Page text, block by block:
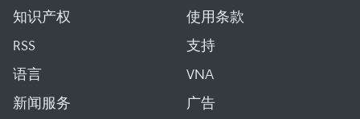
知识产权
使用条款
RSS
支持
语言
VNA
新闻服务
广告